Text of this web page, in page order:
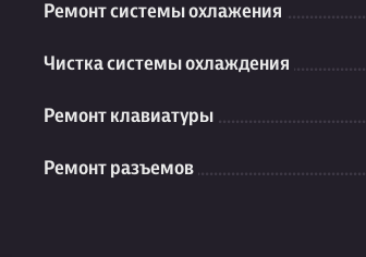
Ремонт системы охлажения
Чистка системы охлаждения
Ремонт клавиатуры
Ремонт разъемов